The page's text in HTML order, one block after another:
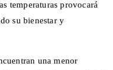
temperaturas provocará
su bienestar y
una menor